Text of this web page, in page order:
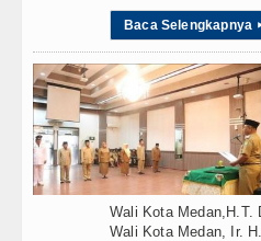
Baca Selengkapnya
Wali Kota Medan,H.T.
Wali Kota Medan, Ir.